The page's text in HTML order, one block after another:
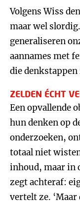
Volgens Wiss
maar wel
generaliseren
aannames met
die
ZELDEN ÉCHT
Een opvallende
hun denken op
onderzoeken,
totaal niet
inhoud, maar in
zegt achteraf:
vertelt ze.